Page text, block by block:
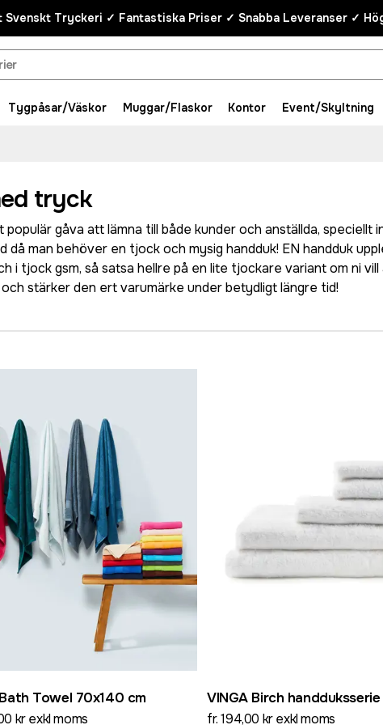
Svenskt Tryckeri ✓ Fantastiska Priser ✓ Snabba Leveranser ✓
Tygpåsar/Väskor Muggar/Flaskor Kontor Event/Skyltning
tryck
gåva att lämna till både kunder och anställda, speciellt
man behöver en tjock och mysig handduk! EN handduk
i tjock gsm, så satsa hellre på en lite tjockare variant om ni
stärker den ert varumärke under betydligt längre tid!
Towel 70x140 cm
kr exkl moms
VINGA Birch
fr. 194,00 kr exkl moms